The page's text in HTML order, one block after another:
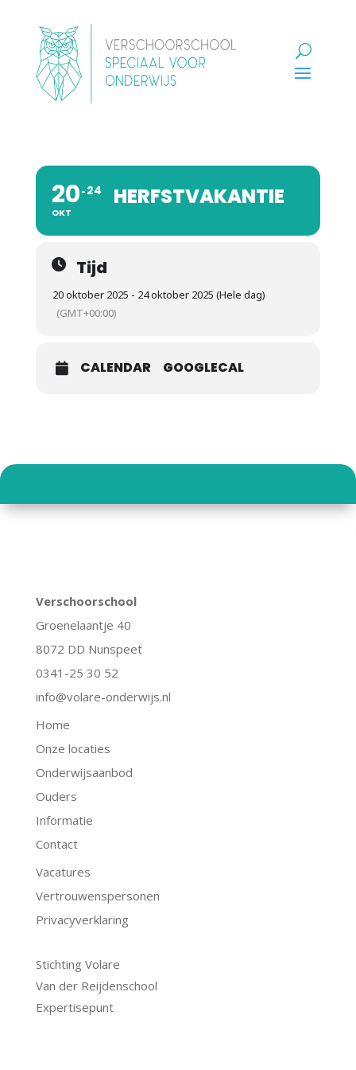
20
OKT
24 HERFSTVAKANTIE
Tijd
20 oktober 2025 - 24 oktober 2025 (Hele dag)
(GMT+00:00)
CALENDAR GOOGLECAL
Verschoorschool
Groenelaantje 40
8072 DD Nunspeet
0341-25 30 52
info@volare-onderwijs.nl
Home
Onze locaties
Onderwijsaanbod
Ouders
Informatie
Contact
Vacatures
Vertrouwenspersonen
Privacyverklaring
Stichting Volare
Van der Reijdenschool
Expertisepunt